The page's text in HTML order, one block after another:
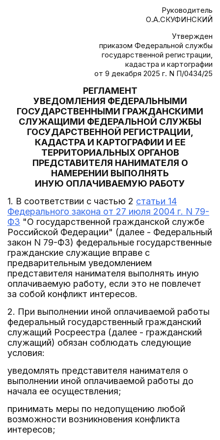
Руководитель
О.А.СКУФИНСКИЙ
Утвержден
приказом Федеральной службы
государственной регистрации,
кадастра и картографии
от 9 декабря 2025 г. N П/0434/25
РЕГЛАМЕНТ
УВЕДОМЛЕНИЯ ФЕДЕРАЛЬНЫМИ
ГОСУДАРСТВЕННЫМИ ГРАЖДАНСКИМИ
СЛУЖАЩИМИ ФЕДЕРАЛЬНОЙ СЛУЖБЫ
ГОСУДАРСТВЕННОЙ РЕГИСТРАЦИИ,
КАДАСТРА И КАРТОГРАФИИ И ЕЕ
ТЕРРИТОРИАЛЬНЫХ ОРГАНОВ
ПРЕДСТАВИТЕЛЯ НАНИМАТЕЛЯ О
НАМЕРЕНИИ ВЫПОЛНЯТЬ
ИНУЮ ОПЛАЧИВАЕМУЮ РАБОТУ
1. В соответствии с частью 2 статьи 14
Федерального закона от 27 июля 2004 г. N 79-
ФЗ "О государственной гражданской службе
Российской Федерации" (далее - Федеральный
закон N 79-ФЗ) федеральные государственные
гражданские служащие вправе с
предварительным уведомлением
представителя нанимателя выполнять иную
оплачиваемую работу, если это не повлечет
за собой конфликт интересов.
2. При выполнении иной оплачиваемой работы
федеральный государственный гражданский
служащий Росреестра (далее - гражданский
служащий) обязан соблюдать следующие
условия:
уведомлять представителя нанимателя о
выполнении иной оплачиваемой работы до
начала ее осуществления;
принимать меры по недопущению любой
возможности возникновения конфликта
интересов;